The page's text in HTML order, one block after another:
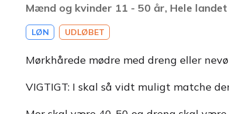
Mænd og kvinder 11 - 50 år, Hele landet
LØN UDLØBET
Mørkhårede mødre med dreng eller
VIGTIGT: I skal så vidt muligt matche